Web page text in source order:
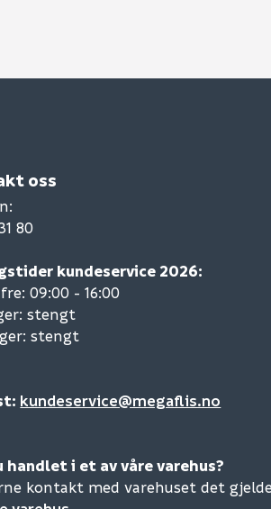
oss
:
80
kundeservice 2026:
09:00 - 16:00
stengt
stengt
kundeservice@megaflis.no
handlet i et av våre varehus?
kontakt med varehuset det